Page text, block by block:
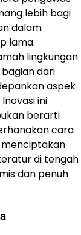
lebih bagi
dalam
lama.
lingkungan
dari
aspek
ini
berarti
cara
di tengah
dan penuh